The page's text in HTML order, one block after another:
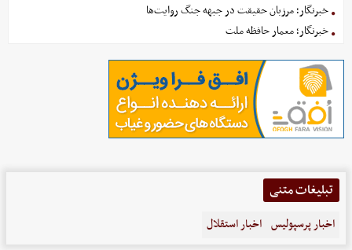
خبرنگار؛ مرزبان حقیقت در جبهه جنگ روایت‌ها
خبرنگار؛ معمار حافظه ملت
تبلیغات متنی
اخبار پرسپولیس اخبار استقلال